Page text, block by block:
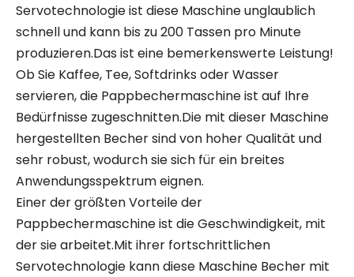
Servotechnologie ist diese Maschine unglaublich
schnell und kann bis zu 200 Tassen pro Minute
produzieren.Das ist eine bemerkenswerte Leistung!
Ob Sie Kaffee, Tee, Softdrinks oder Wasser
servieren, die Pappbechermaschine ist auf Ihre
Bedürfnisse zugeschnitten.Die mit dieser Maschine
hergestellten Becher sind von hoher Qualität und
sehr robust, wodurch sie sich für ein breites
Anwendungsspektrum eignen.
Einer der größten Vorteile der
Pappbechermaschine ist die Geschwindigkeit, mit
der sie arbeitet.Mit ihrer fortschrittlichen
Servotechnologie kann diese Maschine Becher mit